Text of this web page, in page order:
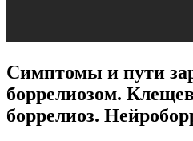
Симптомы и пути
боррелиозом.
боррелиоз.